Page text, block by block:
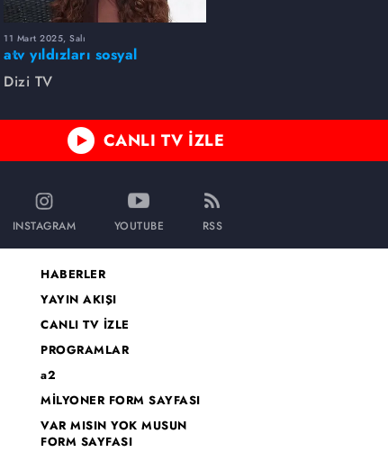
11 Mart 2025, Salı
atv yıldızları sosyal
medyada neler paylaştı?
Dizi TV
CANLI TV İZLE
INSTAGRAM YOUTUBE RSS
HABERLER
YAYIN AKIŞI
CANLI TV İZLE
PROGRAMLAR
a2
MİLYONER FORM SAYFASI
VAR MISIN YOK MUSUN
FORM SAYFASI